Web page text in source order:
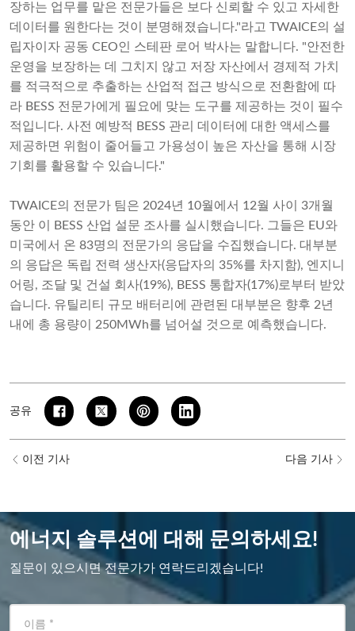
장하는 업무를 맡은 전문가들은 보다 신뢰할 수 있고 자세한
데이터를 원한다는 것이 분명해졌습니다."라고 TWAICE의 설
립자이자 공동 CEO인 스테판 로어 박사는 말합니다. "안전한
운영을 보장하는 데 그치지 않고 저장 자산에서 경제적 가치
를 적극적으로 추출하는 산업적 접근 방식으로 전환함에 따
라 BESS 전문가에게 필요에 맞는 도구를 제공하는 것이 필수
적입니다. 사전 예방적 BESS 관리 데이터에 대한 액세스를
제공하면 위험이 줄어들고 가용성이 높은 자산을 통해 시장
기회를 활용할 수 있습니다."
TWAICE의 전문가 팀은 2024년 10월에서 12월 사이 3개월
동안 이 BESS 산업 설문 조사를 실시했습니다. 그들은 EU와
미국에서 온 83명의 전문가의 응답을 수집했습니다. 대부분
의 응답은 독립 전력 생산자(응답자의 35%를 차지함), 엔지니
어링, 조달 및 건설 회사(19%), BESS 통합자(17%)로부터 받았
습니다. 유틸리티 규모 배터리에 관련된 대부분은 향후 2년
내에 총 용량이 250MWh를 넘어설 것으로 예측했습니다.
공유
이전 기사 다음 기사
에너지 솔루션에 대해 문의하세요!
질문이 있으시면 전문가가 연락드리겠습니다!
이름 *